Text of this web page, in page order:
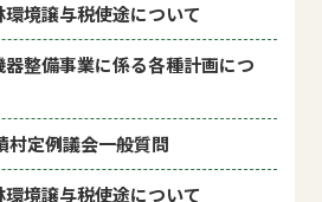
境譲与税使途について
整備事業に係る各種計画につ
村定例議会一般質問
境譲与税使途について